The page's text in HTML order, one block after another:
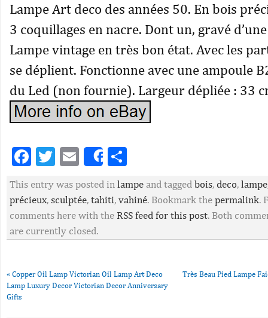
Lampe Art deco des années 50. En bois
3 coquillages en nacre. Dont un, gravé
Lampe vintage en très bon état. Avec les
se déplient. Fonctionne avec une ampoule
du Led (non fournie). Largeur dépliée : 33
Facebook
Twitter
EmailShare
This entry was posted in lampe and tagged bois, deco, lampe
précieux, sculptée, tahiti, vahiné. Bookmark the permalink.
comments here with the RSS feed for this post. Both
are currently closed.
« Copper Oil Lamp Victorian Oil Lamp Art Deco
Lamp Luxury Decor Victorian Decor Anniversary
Gifts
Très Beau Pied Lampe